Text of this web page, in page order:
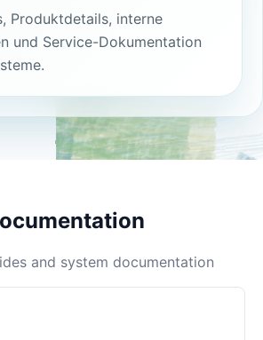
Produktdetails, interne
und Service-Dokumentation
and system documentation